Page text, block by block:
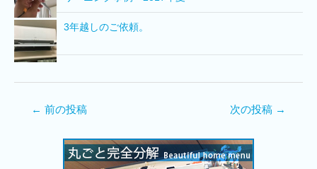
3年越しのご依頼。
← 前の投稿 次の投稿 →